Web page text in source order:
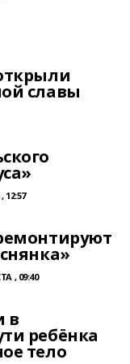
славы
12:57
, 09:40
в
ребёнка
тело